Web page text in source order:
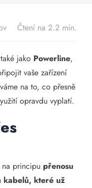
Blog
Kontakt
Čtení na 2.2 min.
jako Powerline,
vaše zařízení
na to, co přesně
opravdu vyplatí.
na principu přenosu
kabelů, které už